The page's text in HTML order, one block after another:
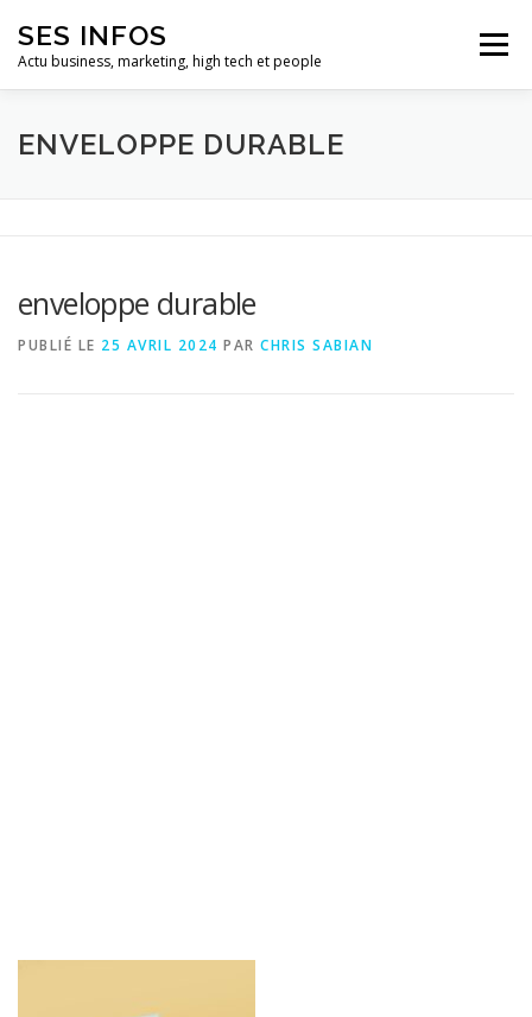
contenu
SES INFOS
Actu business, marketing, high tech et people
Menu
BUSINESS MARKETING
ENVELOPPE DURABLE
enveloppe durable
PUBLIÉ LE 25 AVRIL 2024 PAR CHRIS SABIAN